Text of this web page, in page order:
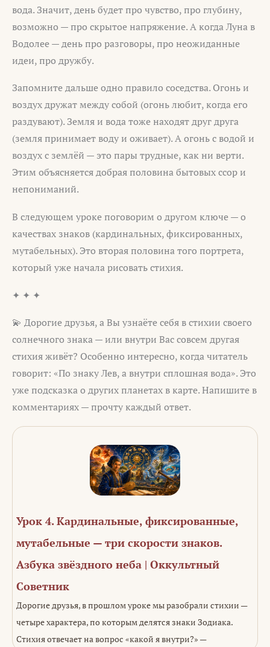
вода. Значит, день будет про чувство, про глубину,
возможно — про скрытое напряжение. А когда Луна в
Водолее — день про разговоры, про неожиданные
идеи, про дружбу.
Запомните дальше одно правило соседства. Огонь и
воздух дружат между собой (огонь любит, когда его
раздувают). Земля и вода тоже находят друг друга
(земля принимает воду и оживает). А огонь с водой и
воздух с землёй — это пары трудные, как ни верти.
Этим объясняется добрая половина бытовых ссор и
непониманий.
В следующем уроке поговорим о другом ключе — о
качествах знаков (кардинальных, фиксированных,
мутабельных). Это вторая половина того портрета,
который уже начала рисовать стихия.
✦ ✦ ✦
💫 Дорогие друзья, а Вы узнаёте себя в стихии своего
солнечного знака — или внутри Вас совсем другая
стихия живёт? Особенно интересно, когда читатель
говорит: «По знаку Лев, а внутри сплошная вода». Это
уже подсказка о других планетах в карте. Напишите в
комментариях — прочту каждый ответ.
Урок 4. Кардинальные, фиксированные,
мутабельные — три скорости знаков.
Азбука звёздного неба | Оккультный
Советник
Дорогие друзья, в прошлом уроке мы разобрали стихии —
четыре характера, по которым делятся знаки Зодиака.
Стихия отвечает на вопрос «какой я внутри?» —